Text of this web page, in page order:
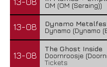
OM (OM (Seraing))
13-08
Dynamo
Dynamo (Dynamo
13-08
The Ghost Inside
Doornroosje
Tickets